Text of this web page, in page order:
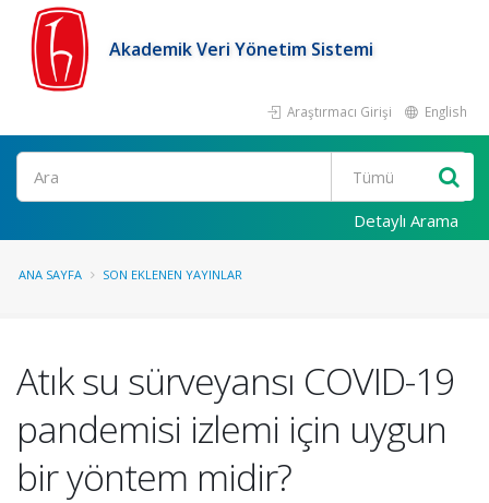
Akademik Veri Yönetim Sistemi
Araştırmacı Girişi English
Ara
Detaylı Arama
ANA SAYFA SON EKLENEN YAYINLAR
Atık su sürveyansı COVID-19
pandemisi izlemi için uygun
bir yöntem midir?